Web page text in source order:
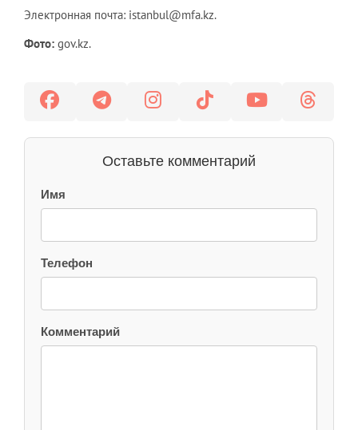
Электронная почта: istanbul@mfa.kz.
Фото: gov.kz.
Оставьте комментарий
Имя
Телефон
Комментарий